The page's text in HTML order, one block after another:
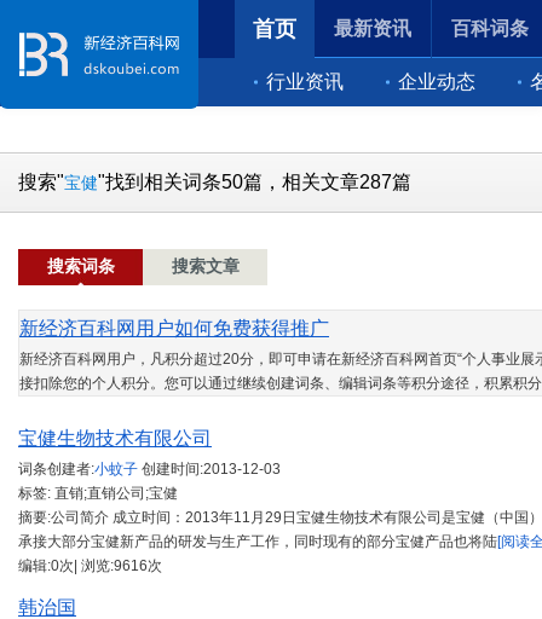
首页
行业资讯 企业动态
最新资讯 百科词条
搜索"宝健"找到相关词条50篇，相关文章287篇
搜索词条 搜索文章
新经济百科网用户如何免费获得推广
新经济百科网用户，凡积分超过20分，即可申请在新经济百科网首页“个人事业
接扣除您的个人积分。您可以通过继续创建词条、编辑词条等积分途径，积累积
宝健生物技术有限公司
词条创建者:小蚊子 创建时间:2013-12-03
标签: 直销;直销公司;宝健
摘要:公司简介 成立时间：2013年11月29日宝健生物技术有限公司是宝健（中国
承接大部分宝健新产品的研发与生产工作，同时现有的部分宝健产品也将陆[阅读
编辑:0次| 浏览:9616次
韩治国